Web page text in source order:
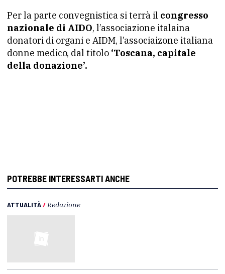
Per la parte convegnistica si terrà il congresso
nazionale di AIDO, l’associazione italaina
donatori di organi e AIDM, l’associaizone italiana
donne medico, dal titolo ‘Toscana, capitale
della donazione’.
POTREBBE INTERESSARTI ANCHE
ATTUALITÀ/ Redazione